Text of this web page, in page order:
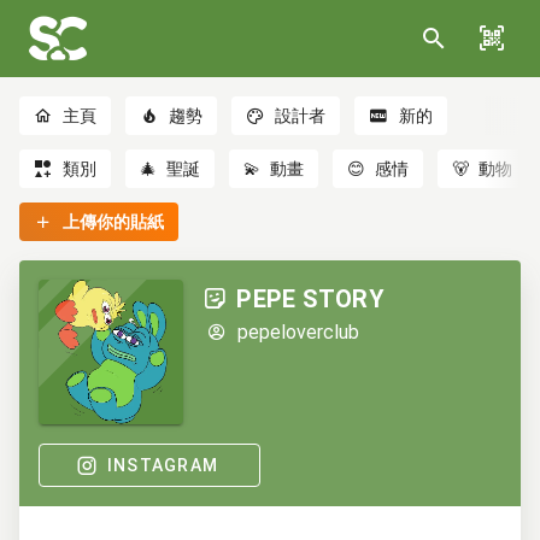
主頁 趨勢 設計者 新的
類別 🎄 聖誕 💫 動畫 😊 感情 🐻 動物
上傳你的貼紙
PEPE STORY
pepeloverclub
INSTAGRAM